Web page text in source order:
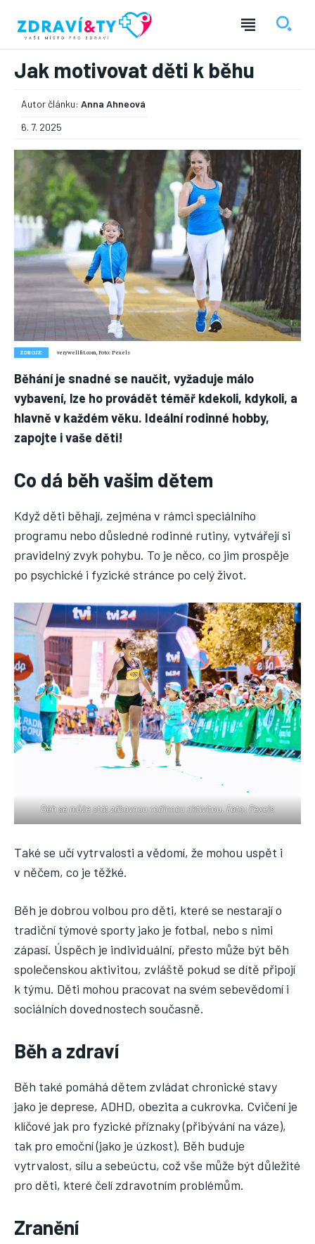
― REKLAMA ―
Nic není tak důležité, jako vaše zdraví.
Náš web nabízí komplexní informace a rady pro zdravý životní
styl, zahrnující nejnovější poznatky o různých onemocněních,
přínosné zdravotní praktiky, techniky jógy a rady pro
vyváženou stravu.
ZDRAVÍ
ONEMOCNĚNÍ
STRAVA
FITNESS
HUBNUTÍ
JÓGA
Jak motivovat děti k běhu
Autor článku: Anna Ahneová
6. 7. 2025
ZDROJE: verywellfit.com, Foto: Pexels
Běhání je snadné se naučit, vyžaduje málo
vybavení, lze ho provádět téměř kdekoli, kdykoli, a
hlavně v každém věku. Ideální rodinné hobby,
zapojte i vaše děti!
Co dá běh vašim dětem
Když děti běhají, zejména v rámci speciálního
programu nebo důsledné rodinné rutiny, vytvářejí si
pravidelný zvyk pohybu. To je něco, co jim prospěje
po psychické i fyzické stránce po celý život.
Běh se může stát zábavnou rodinnou aktivitou. Foto: Pexels
Také se učí vytrvalosti a vědomí, že mohou uspět i
v něčem, co je těžké.
Běh je dobrou volbou pro děti, které se nestarají o
tradiční týmové sporty jako je fotbal, nebo s nimi
zápasí. Úspěch je individuální, přesto může být běh
společenskou aktivitou, zvláště pokud se dítě připojí
k týmu. Děti mohou pracovat na svém sebevědomí i
sociálních dovednostech současně.
Běh a zdraví
Běh také pomáhá dětem zvládat chronické stavy
jako je deprese, ADHD, obezita a cukrovka. Cvičení je
klíčové jak pro fyzické příznaky (přibývání na váze),
tak pro emoční (jako je úzkost). Běh buduje
vytrvalost, sílu a sebeúctu, což vše může být důležité
pro děti, které čelí zdravotním problémům.
Zranění